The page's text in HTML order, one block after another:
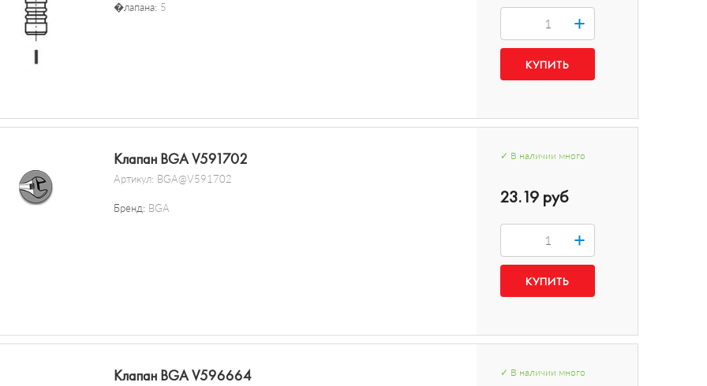
�лапана: 5
+
Клапан BGA V591702
Артикул: BGA@V591702
Бренд: BGA
✓ В наличии много
23.19 руб
+
Клапан BGA V596664 ✓ В наличии много